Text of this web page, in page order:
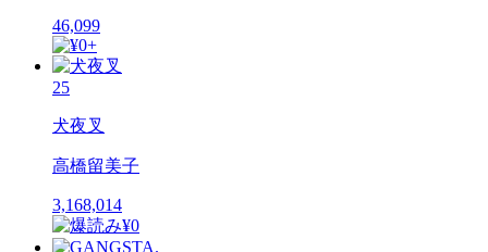
46,099
25
犬夜叉
高橋留美子
3,168,014